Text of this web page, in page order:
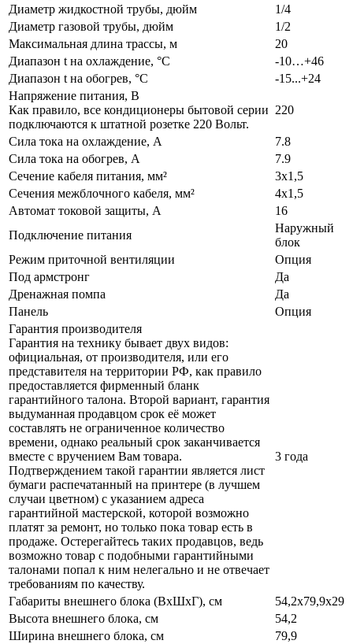
Диаметр жидкостной трубы, дюйм
1/4
Диаметр газовой трубы, дюйм
1/2
Максимальная длина трассы, м
20
Диапазон t на охлаждение, °С
-10…+46
Диапазон t на обогрев, °С
-15...+24
Напряжение питания, В
Как правило, все кондиционеры бытовой серии
подключаются к штатной розетке 220 Вольт.
220
Сила тока на охлаждение, А
7.8
Сила тока на обогрев, А
7.9
Сечение кабеля питания, мм²
3x1,5
Сечения межблочного кабеля, мм²
4x1,5
Автомат токовой защиты, A
16
Подключение питания
Наружный
блок
Режим приточной вентиляции
Опция
Под армстронг
Да
Дренажная помпа
Да
Панель
Опция
Гарантия производителя
Гарантия на технику бывает двух видов:
официальная, от производителя, или его
представителя на территории РФ, как правило
предоставляется фирменный бланк
гарантийного талона. Второй вариант, гарантия
выдуманная продавцом срок её может
составлять не ограниченное количество
времени, однако реальный срок заканчивается
вместе с вручением Вам товара.
Подтверждением такой гарантии является лист
бумаги распечатанный на принтере (в лучшем
случаи цветном) с указанием адреса
гарантийной мастерской, которой возможно
платят за ремонт, но только пока товар есть в
продаже. Остерегайтесь таких продавцов, ведь
возможно товар с подобными гарантийными
талонами попал к ним нелегально и не отвечает
требованиям по качеству.
3 года
Габариты внешнего блока (ВхШхГ), см
54,2х79,9х29
Высота внешнего блока, см
54,2
Ширина внешнего блока, см
79,9